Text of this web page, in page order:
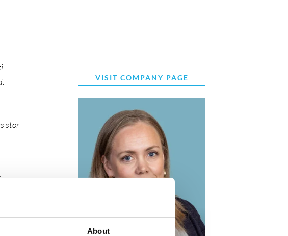
About
stor
har
VISIT COMPANY PAGE